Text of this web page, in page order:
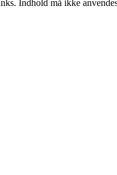
Indhold må ikke